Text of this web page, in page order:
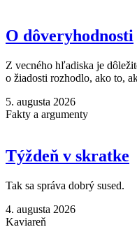
O dôveryhodnosti
Z vecného hľadiska je
o žiadosti rozhodlo, ako to,
5. augusta 2026
Fakty a argumenty
Týždeň v skratke
Tak sa správa dobrý sused.
4. augusta 2026
Kaviareň